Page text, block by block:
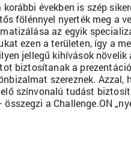
években is szép
fölénnyel nyerték meg a
az egyik
ezen a területen, így a
jellegű kihívások
biztosítanak a
szereznek.
színvonalú tudást
a Challenge.ON